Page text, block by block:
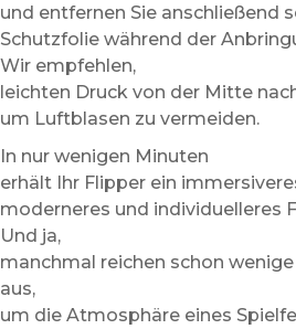
und entfernen Sie anschließend
Schutzfolie während der
Wir empfehlen,
leichten Druck von der Mitte
um Luftblasen zu vermeiden.
In nur wenigen Minuten
erhält Ihr Flipper ein
moderneres und individuelleres
Und ja,
manchmal reichen schon
aus,
um die Atmosphäre eines